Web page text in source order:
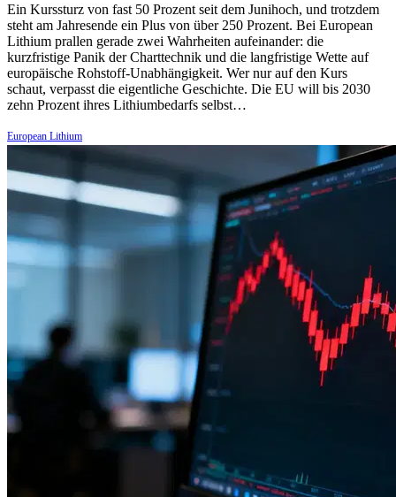
Ein Kurssturz von fast 50 Prozent seit dem Junihoch, und trotzdem
steht am Jahresende ein Plus von über 250 Prozent. Bei European
Lithium prallen gerade zwei Wahrheiten aufeinander: die
kurzfristige Panik der Charttechnik und die langfristige Wette auf
europäische Rohstoff-Unabhängigkeit. Wer nur auf den Kurs
schaut, verpasst die eigentliche Geschichte. Die EU will bis 2030
zehn Prozent ihres Lithiumbedarfs selbst…
European Lithium